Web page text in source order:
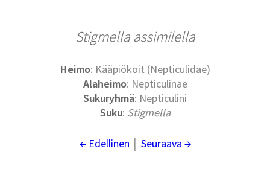
Stigmella assimilella
Heimo: Kääpiökoit (Nepticulidae)
Alaheimo: Nepticulinae
Sukuryhmä: Nepticulini
Suku: Stigmella
← Edellinen Seuraava →